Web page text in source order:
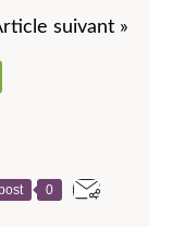
suivant »
0